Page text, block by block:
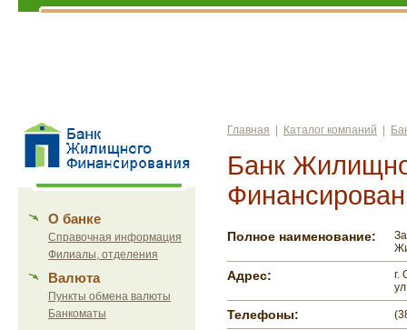
О банке
Справочная информация
Филиалы, отделения
Валюта
Пункты обмена валюты
Банкоматы
Главная Каталог компаний
Банк
Полное наименование:
Адрес:
г.
Телефоны: